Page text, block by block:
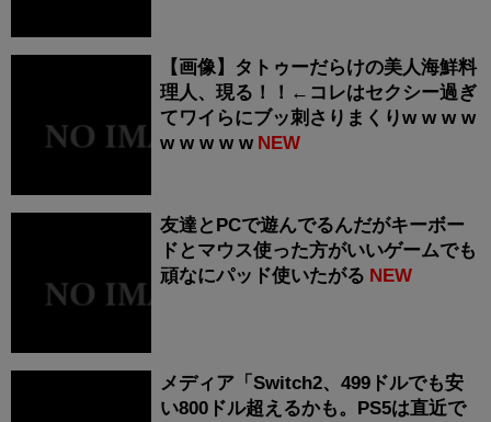
【画像】タトゥーだらけの美人海鮮料
理人、現る！！←コレはセクシー過ぎ
てワイらにブッ刺さりまくりw w w w
w w w w w NEW
友達とPCで遊んでるんだがキーボー
ドとマウス使った方がいいゲームでも
頑なにパッド使いたがる NEW
メディア「Switch2、499ドルでも安
い800ドル超えるかも。PS5は直近で